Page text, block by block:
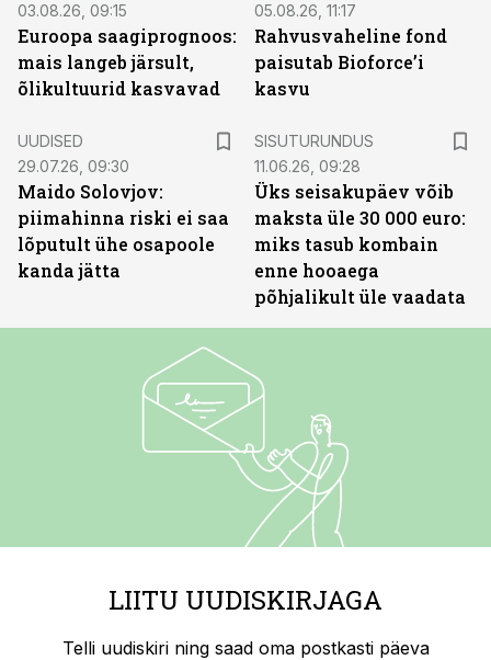
03.08.26, 09:15
Euroopa saagiprognoos:
mais langeb järsult,
õlikultuurid kasvavad
05.08.26, 11:17
Rahvusvaheline fond
paisutab Bioforce’i
kasvu
UUDISED
29.07.26, 09:30
Maido Solovjov:
piimahinna riski ei saa
lõputult ühe osapoole
kanda jätta
SISUTURUNDUS
11.06.26, 09:28
Üks seisakupäev võib
maksta üle 30 000 euro:
miks tasub kombain
enne hooaega
põhjalikult üle vaadata
LIITU UUDISKIRJAGA
Telli uudiskiri ning saad oma postkasti päeva